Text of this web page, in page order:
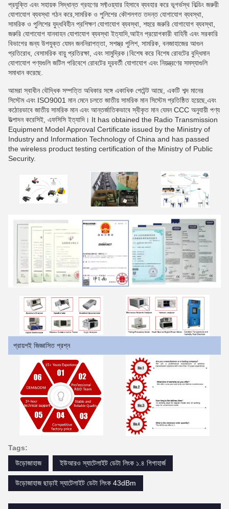
প্রযুক্তি এবং সহায়ক সিদ্ধান্ত গ্রহণের সফ্টওয়্যার হিসাবে ব্যবহার করে ভূগর্ভস্থ বিল্ডিং জরুরী
যোগাযোগ ব্যবস্থা গঠন করে,সামরিক ও পুলিশের কৌশলগত তদন্ত যোগাযোগ ব্যবস্থা,
সামরিক ও পুলিশের যুদ্ধবিহীন প্রশিক্ষণ যোগাযোগ ব্যবস্থা, শহুরে জরুরি যোগাযোগ ব্যবস্থা,
জরুরি যোগাযোগ যানবাহন যোগাযোগ ব্যবস্থা ইত্যাদি,আইন প্রয়োগকারী বাহিনী এবং সরকারি
বিভাগের জন্য উপযুক্ত যেমন জননিরাপত্তা, সশস্ত্র পুলিশ, সামরিক, বনজাহাজের আগুন
প্রতিরোধ, বেসামরিক বায়ু প্রতিরক্ষা, এবং সামুদ্রিক।বিশেষ করে বিশেষ রোবটের বুদ্ধিমান
যোগাযোগ পণ্যগুলি জটিল পরিবেশে রোবটের দূরবর্তী যোগাযোগ এবং নিয়ন্ত্রণের সমস্যাগুলি
সমাধান করেছে.
আমরা স্বাধীন বৌদ্ধিক সম্পত্তি অধিকার সঙ্গে একাধিক পেটেন্ট আছে, একটি শব্দ মানের
সিস্টেম এবং ISO9001 মান মেনে চলতে জাতীয় সামরিক মান সিস্টেম প্রতিষ্ঠিত হয়েছে,এবং
কঠোরভাবে জাতীয় সামরিক মান এবং আন্তর্জাতিকভাবে স্বীকৃত মান যেমন CCC অনুযায়ী পণ্য
উত্পাদন করেসিই, এফসিসি ইত্যাদি। It has obtained the Radio Transmission
Equipment Model Approval Certificate issued by the Ministry of
Industry and Information Technology of China and has passed
the wireless product testing certification of the Ministry of Public
Security.
প্রায়শই জিজ্ঞাসিত প্রশ্ন
Tags:
উড়োজাহাজ
ইউআরও স্যাটেলাইট ডেটা লিংক ১.৪ গিগাহার্জ
উড়োজাহাজ ছাড়াই স্যাটেলাইট ডেটা লিংক 43dBm